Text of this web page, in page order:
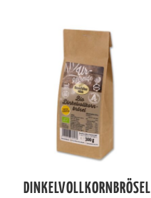
DINKELVOLLKORNBRÖSEL